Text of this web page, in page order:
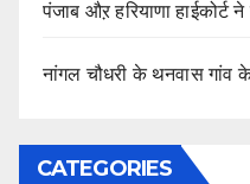
पंजाब औऱ हरियाणा
नांगल चौधरी के थनवास गांव
CATEGORIES